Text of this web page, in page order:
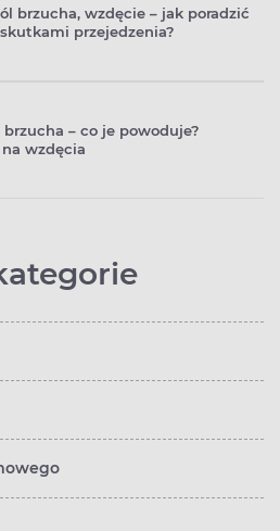
brzucha, wzdęcie – jak poradzić
przejedzenia?
– co je powoduje?
wzdęcia